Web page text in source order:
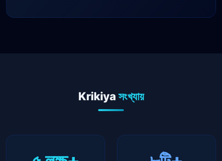
Krikiya সংখ্যায়